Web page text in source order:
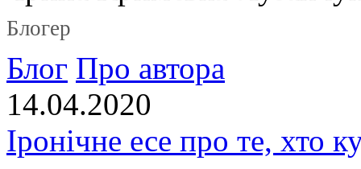
Блогер
Блог Про автора
14.04.2020
Іронічне есе про те, хто